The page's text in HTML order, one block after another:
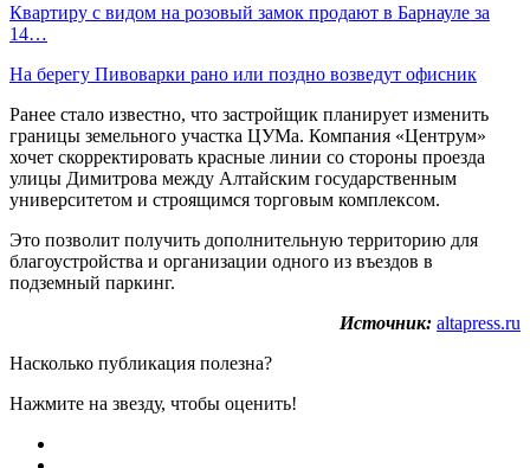
Квартиру с видом на розовый замок продают в Барнауле за
14…
На берегу Пивоварки рано или поздно возведут офисник
Ранее стало известно, что застройщик планирует изменить
границы земельного участка ЦУМа. Компания «Центрум»
хочет скорректировать красные линии со стороны проезда
улицы Димитрова между Алтайским государственным
университетом и строящимся торговым комплексом.
Это позволит получить дополнительную территорию для
благоустройства и организации одного из въездов в
подземный паркинг.
Источник: altapress.ru
Насколько публикация полезна?
Нажмите на звезду, чтобы оценить!